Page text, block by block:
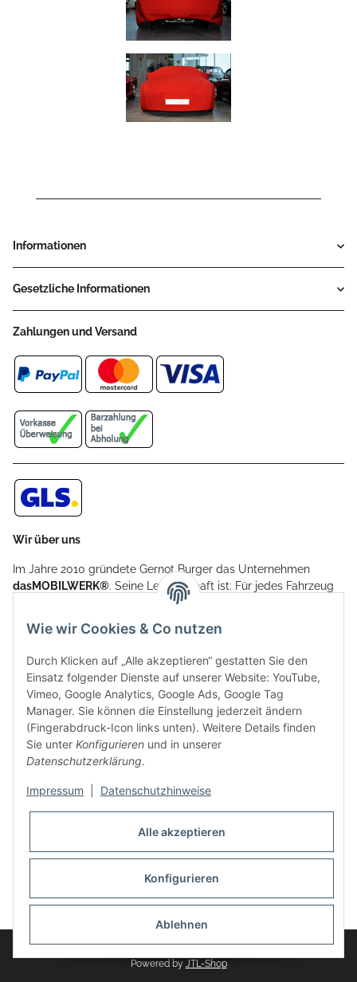
Informationen
Gesetzliche Informationen
Zahlungen und Versand
Wir über uns
Im Jahre 2010 gründete Gernot Burger das Unternehmen
dasMOBILWERK®. Seine Leidenschaft ist: Für jedes Fahrzeug
ein Car Cover anzubieten - passgenau und individuell.
weitere Produkte, wie Reifenschuhe, Hardtopständer hinzu.
sind mit hochwertigen Techniken und Materialien gefertigt.
dasMOBILWERK® ist seit der Gründung ein
Familienunternehmen, welches sich seit 2010 auf
Wachstumskurs befindet. Hier haben Sie zu den üblichen
Geschäftszeiten immer einen persönlichen Ansprechpartner,
sofern Sie Fragen rund um die Produkte von dasMOBILWERK
* Alle Preise inkl. gesetzlicher USt., zzgl.Versand
Powered by JTL-Shop
Wie wir Cookies & Co nutzen
Durch Klicken auf „Alle akzeptieren“ gestatten Sie den
Einsatz folgender Dienste auf unserer Website: YouTube,
Vimeo, Google Analytics, Google Ads, Google Tag
Manager. Sie können die Einstellung jederzeit ändern
(Fingerabdruck-Icon links unten). Weitere Details finden
Sie unter Konfigurieren und in unserer
Datenschutzerklärung.
Impressum Datenschutzhinweise
Alle akzeptieren
Konfigurieren
Ablehnen